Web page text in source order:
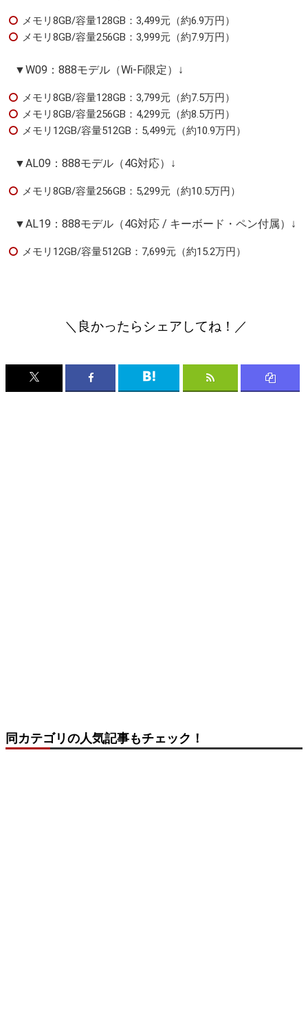
メモリ8GB/容量128GB：3,499元（約6.9万円）
メモリ8GB/容量256GB：3,999元（約7.9万円）
▼W09：888モデル（Wi-Fi限定）↓
メモリ8GB/容量128GB：3,799元（約7.5万円）
メモリ8GB/容量256GB：4,299元（約8.5万円）
メモリ12GB/容量512GB：5,499元（約10.9万円）
▼AL09：888モデル（4G対応）↓
メモリ8GB/容量256GB：5,299元（約10.5万円）
▼AL19：888モデル（4G対応 / キーボード・ペン付属）↓
メモリ12GB/容量512GB：7,699元（約15.2万円）
＼良かったらシェアしてね！／
同カテゴリの人気記事もチェック！